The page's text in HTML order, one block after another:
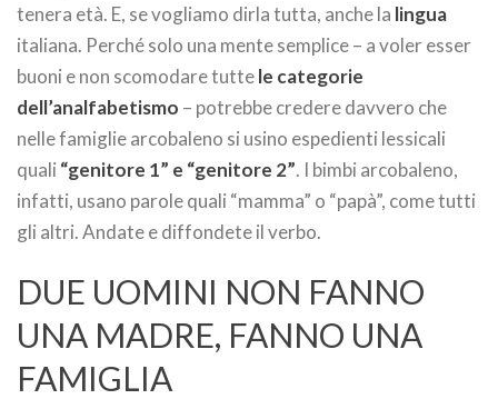
tenera età. E, se vogliamo dirla tutta, anche la lingua
italiana. Perché solo una mente semplice – a voler esser
buoni e non scomodare tuttele categorie
dell’analfabetismo – potrebbe credere davvero che
nelle famiglie arcobaleno si usino espedienti lessicali
quali “genitore 1” e “genitore 2”. I bimbi arcobaleno,
infatti, usano parole quali “mamma” o “papà”, come tutti
gli altri. Andate e diffondete il verbo.
DUE UOMINI NON FANNO
UNA MADRE, FANNO UNA
FAMIGLIA